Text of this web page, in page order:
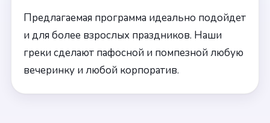
Предлагаемая программа идеально подойдет
и для более взрослых праздников. Наши
греки сделают пафосной и помпезной любую
вечеринку и любой корпоратив.